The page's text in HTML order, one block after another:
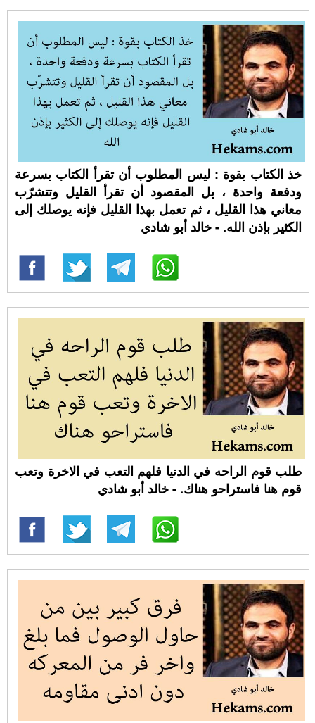
خذ الكتاب بقوة : ليس المطلوب أن تقرأ الكتاب بسرعة
ودفعة واحدة ، بل المقصود أن تقرأ القليل وتتشرّب
معاني هذا القليل ، ثم تعمل بهذا القليل فإنه يوصلك إلى
الكثير بإذن الله. - خالد أبو شادي
طلب قوم الراحه في الدنيا فلهم التعب في الاخرة وتعب
قوم هنا فاستراحو هناك. - خالد أبو شادي